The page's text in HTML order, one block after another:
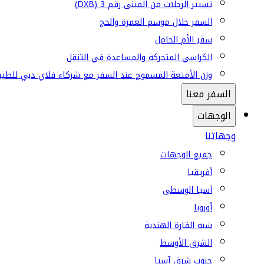
تسيير الرحلات من المبنى رقم 3 (DXB)
السفر خلال موسم العمرة والحج
سفر الأم الحامل
الكراسي المتحركة والمساعدة في التنقل
وزن الأمتعة المسموح عند السفر مع شركاء فلاي دبي
السفر معنا
الوجهات
وجهاتنا
جميع الوجهات
أفريقيا
آسيا الوسطى
أوروبا
شبه القارة الهندية
الشرق الأوسط
جنوب شرق آسيا